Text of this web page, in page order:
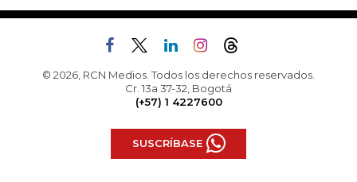
© 2026, RCN Medios. Todos los derechos reservados.
Cr. 13a 37-32, Bogotá
(+57) 1 4227600
SUSCRÍBASE